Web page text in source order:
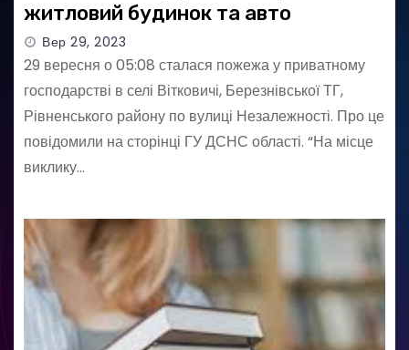
житловий будинок та авто
Вер 29, 2023
29 вересня о 05:08 сталася пожежа у приватному
господарстві в селі Вітковичі, Березнівської ТГ,
Рівненського району по вулиці Незалежності. Про це
повідомили на сторінці ГУ ДСНС області. “На місце
виклику…